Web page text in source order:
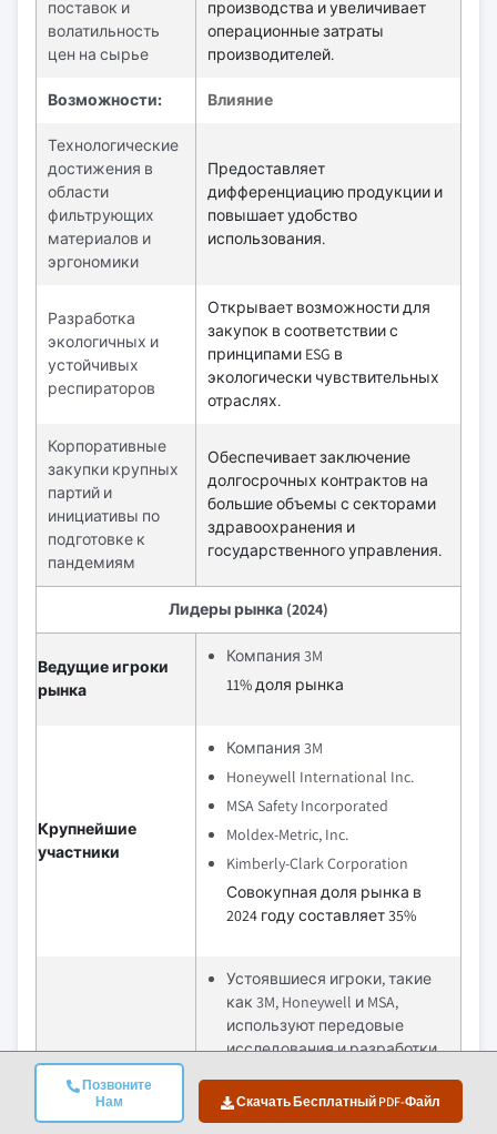
Позвоните
Нам
Скачать Бесплатный PDF-Файл
поставок и
волатильность
цен на сырье
производства и увеличивает
операционные затраты
производителей.
Возможности: Влияние
Технологические
достижения в
области
фильтрующих
материалов и
эргономики
Предоставляет
дифференциацию продукции и
повышает удобство
использования.
Разработка
экологичных и
устойчивых
респираторов
Открывает возможности для
закупок в соответствии с
принципами ESG в
экологически чувствительных
отраслях.
Корпоративные
закупки крупных
партий и
инициативы по
подготовке к
пандемиям
Обеспечивает заключение
долгосрочных контрактов на
большие объемы с секторами
здравоохранения и
государственного управления.
Лидеры рынка (2024)
Ведущие игроки
рынка
Компания 3M
11% доля рынка
Крупнейшие
участники
Компания 3M
Honeywell International Inc.
MSA Safety Incorporated
Moldex-Metric, Inc.
Kimberly-Clark Corporation
Совокупная доля рынка в
2024 году составляет 35%
Конкурентное
преимущество
Устоявшиеся игроки, такие
как 3M, Honeywell и MSA,
используют передовые
исследования и разработки,
дистрибуции, чтобы
сохранять лидерство и